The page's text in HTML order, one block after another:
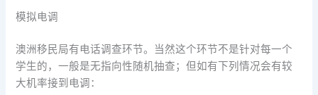
模拟电调
澳洲移民局有电话调查环节。当然这个环节不是针对每一个
学生的，一般是无指向性随机抽查；但如有下列情况会有较
大机率接到电调：